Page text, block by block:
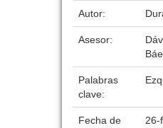
Autor:
Asesor:
Palabras
clave:
Fecha de
26-